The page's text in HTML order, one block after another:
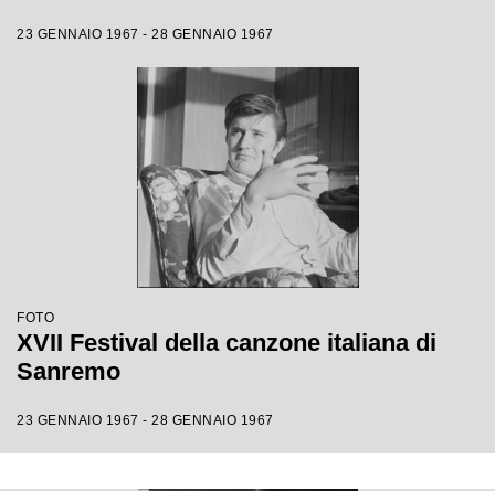
23 GENNAIO 1967 - 28 GENNAIO 1967
FOTO
XVII Festival della canzone italiana di
Sanremo
23 GENNAIO 1967 - 28 GENNAIO 1967